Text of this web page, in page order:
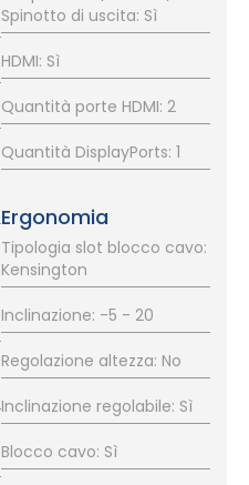
Spinotto di uscita: Sì
HDMI: Sì
Quantità porte HDMI: 2
Quantità DisplayPorts: 1
Ergonomia
Tipologia slot blocco cavo:
Kensington
Inclinazione: -5 - 20
Regolazione altezza: No
Inclinazione regolabile: Sì
Blocco cavo: Sì